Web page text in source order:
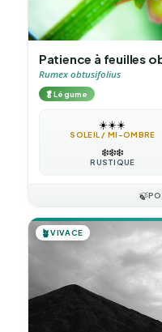
Patience à feuilles
Rumex obtusifolius
🥬Légume
☀️☀️☀️
SOLEIL / MI-OMBRE
❄️❄️❄️
RUSTIQUE
🍃
🪴VIVACE